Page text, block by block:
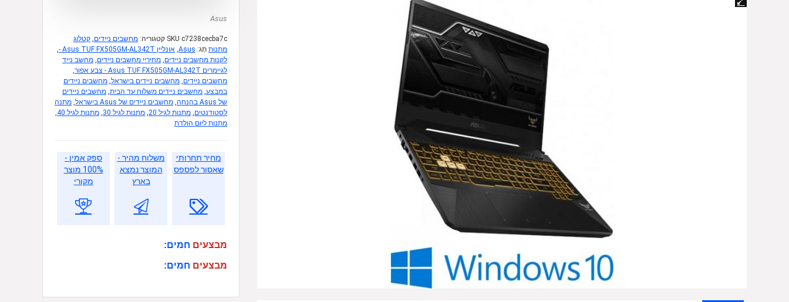
Asus
SKU c7238cecba7c קטגוריה: מחשבים ניידים, קטלוג
מתנות תָג: Asus
, אונליין Asus TUF FX505GM-AL342T -
,
לקנות מחשבים ניידים, מחיריי מחשבים ניידים, מחשב נייד
לגיימרים Asus TUF FX505GM-AL342T - צבע אפור
,
מחשבים ניידים, מחשבים ניידים בישראל, מחשבים ניידים
במבצע, מחשבים ניידים משלוח עד הבית, מחשבים ניידים
של Asus בהנחה
, מחשבים ניידים של Asus בישראל , מתנה
לסטודנטים, מתנות לגיל 20 , מתנות לגיל 30 , מתנות לגיל 40
,
מתנות ליום הולדת
מחיר תחרותי
שאסור לפספס
משלוח מהיר -
המוצר נמצא
בארץ
ספק אמין -
100% מוצר
מקורי
מבצעים חמים:
מבצעים חמים: